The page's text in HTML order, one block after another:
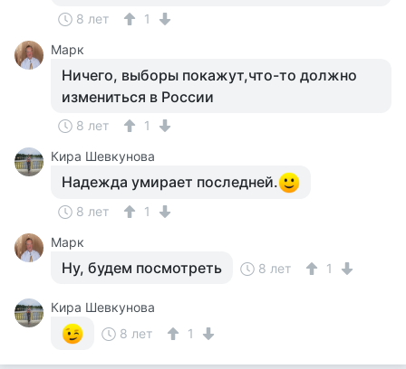
8 лет
1
Марк
Ничего, выборы покажут,что-то должно
измениться в России
8 лет
1
Кира Шевкунова
Надежда умирает последней.
8 лет
1
Марк
Ну, будем посмотреть 8 лет 1
Кира Шевкунова
8 лет
1